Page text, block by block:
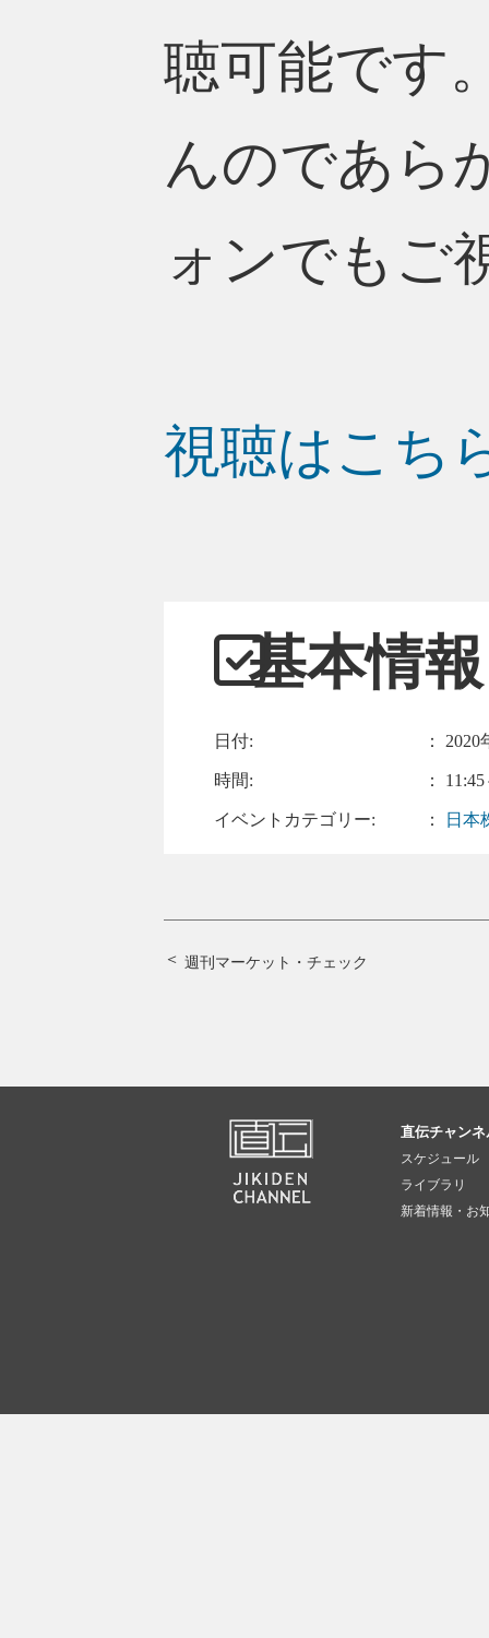
聴可能です
んのであら
ォンでもご
視聴はこち
基本情報
日付: ： 2020
時間: ：
イベントカテゴリー: ： 日本
週刊マーケット・チェック
直伝チャン
スケジュール
ライブラリ
新着情報・お